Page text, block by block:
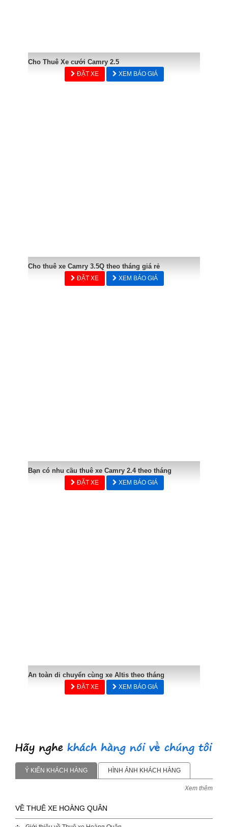
Cho Thuê Xe cưới Camry 2.5
ĐẶT XE XEM BÁO GIÁ
Cho thuê xe Camry 3.5Q theo tháng giá rẻ
ĐẶT XE XEM BÁO GIÁ
Bạn có nhu cầu thuê xe Camry 2.4 theo tháng
ĐẶT XE XEM BÁO GIÁ
An toàn di chuyển cùng xe Altis theo tháng
ĐẶT XE XEM BÁO GIÁ
Ý KIẾN KHÁCH HÀNG HÌNH ẢNH KHÁCH HÀNG
Xem thêm
VỀ THUÊ XE HOÀNG QUÂN